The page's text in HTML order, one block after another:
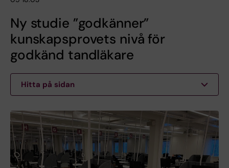
Ny studie ”godkänner”
kunskapsprovets nivå för
godkänd tandläkare
Hitta på sidan